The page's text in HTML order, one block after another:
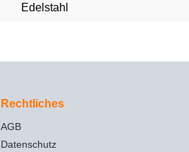
Edelstahl
Rechtliches
AGB
Datenschutz